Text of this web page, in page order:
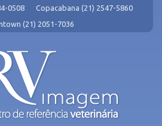
0508
Copacabana (21) 2547-5860
(21) 2051-7036